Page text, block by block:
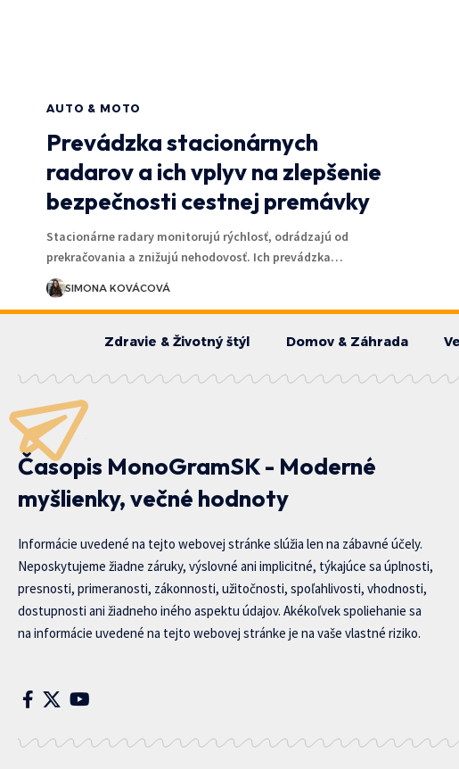
AUTO & MOTO
Prevádzka stacionárnych
radarov a ich vplyv na zlepšenie
bezpečnosti cestnej premávky
Stacionárne radary monitorujú rýchlosť, odrádzajú od
prekračovania a znižujú nehodovosť. Ich prevádzka…
SIMONA KOVÁCOVÁ
Zdravie & Životný štýl Domov & Záhrada
Časopis MonoGramSK - Moderné
myšlienky, večné hodnoty
Informácie uvedené na tejto webovej stránke slúžia len na zábavné účely.
Neposkytujeme žiadne záruky, výslovné ani implicitné, týkajúce sa úplnosti,
presnosti, primeranosti, zákonnosti, užitočnosti, spoľahlivosti, vhodnosti,
dostupnosti ani žiadneho iného aspektu údajov. Akékoľvek spoliehanie sa
na informácie uvedené na tejto webovej stránke je na vaše vlastné riziko.